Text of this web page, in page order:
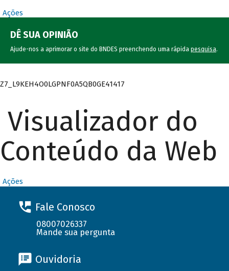
Ações
DÊ SUA OPINIÃO
Ajude-nos a aprimorar o site do BNDES preenchendo uma rápida pesquisa.
Z7_L9KEH4O0LGPNF0A5QB0GE41417
Visualizador do
Conteúdo da Web
Ações
Fale Conosco
08007026337
Mande sua pergunta
Ouvidoria